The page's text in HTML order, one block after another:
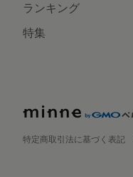
ランキング
特集
特定商取引法に基づく表記